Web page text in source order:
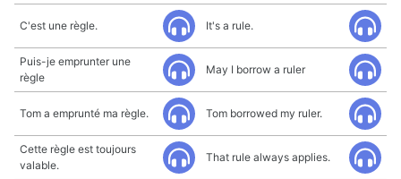
C'est une règle. It's a rule.
Puis-je emprunter une
règle
May I borrow a ruler
Tom a emprunté ma règle. Tom borrowed my ruler.
Cette règle est toujours
valable.
That rule always applies.